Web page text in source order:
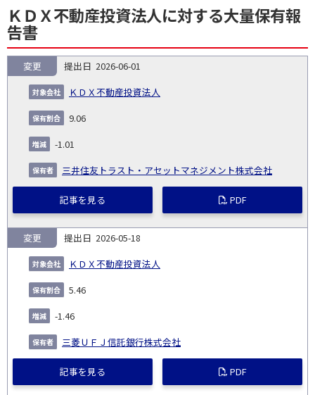
ＫＤＸ不動産投資法人に対する大量保有報
告書
NO.
告
義
務
発
生
日
提
日
証券
対
2026-06-01
ＫＤＸ不動産投資法人
変更
9.06
-1.01
三井住友トラスト・アセットマネジメント株式会社
記事を見る PDF
2026-05-18
ＫＤＸ不動産投資法人
変更
5.46
-1.46
三菱ＵＦＪ信託銀行株式会社
記事を見る PDF